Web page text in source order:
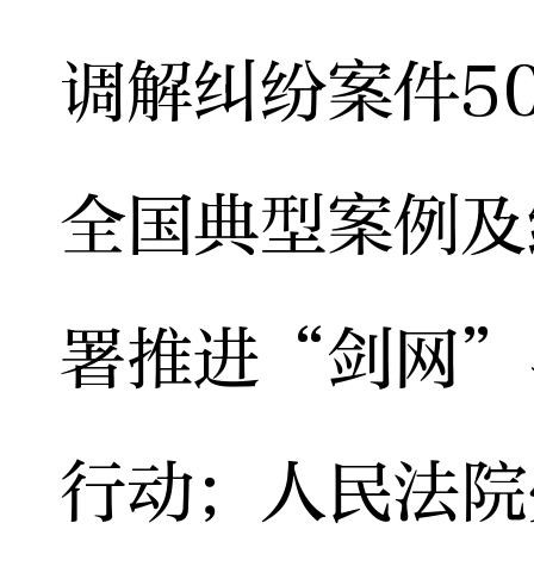
调解纠纷案件
全国典型案例
署推进“剑网”
行动；人民法